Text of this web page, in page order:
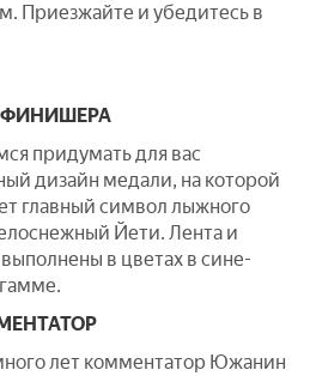
Приезжайте и убедитесь в
ФИНИШЕРА
придумать для вас
дизайн медали, на которой
главный символ лыжного
Йети. Лента и
в цветах в сине-
лет комментатор Южанин